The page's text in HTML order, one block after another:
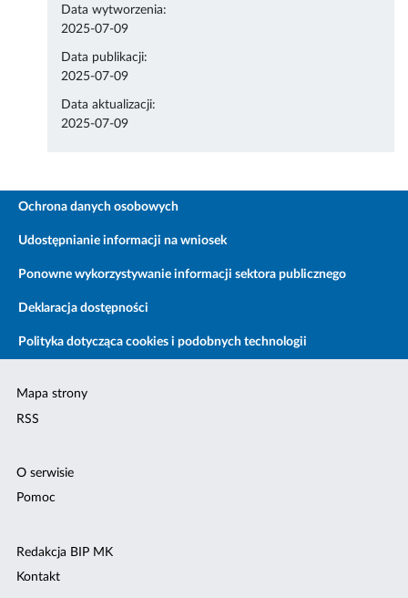
Data wytworzenia:
2025-07-09
Data publikacji:
2025-07-09
Data aktualizacji:
2025-07-09
Ochrona danych osobowych
Udostępnianie informacji na wniosek
Ponowne wykorzystywanie informacji sektora publicznego
Deklaracja dostępności
Polityka dotycząca cookies i podobnych technologii
Mapa strony
RSS
O serwisie
Pomoc
Redakcja BIP MK
Kontakt